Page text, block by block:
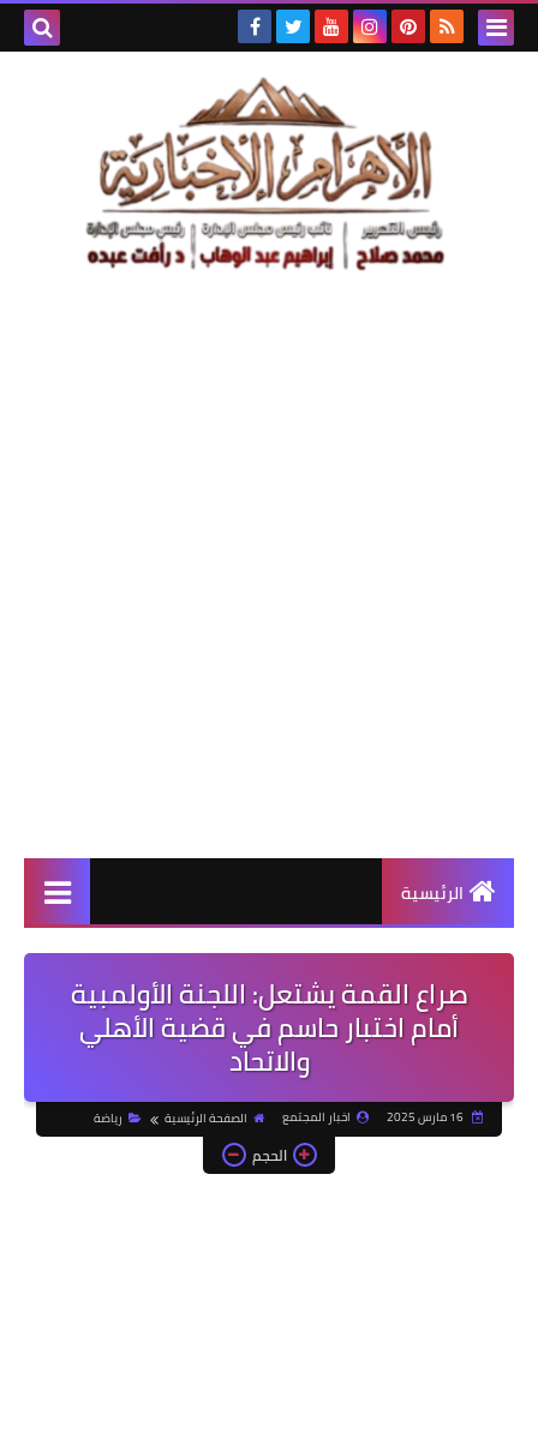
الرئيسية
صراع القمة يشتعل: اللجنة الأولمبية
أمام اختبار حاسم في قضية الأهلي
والاتحاد
اخبار المجتمع الصفحة الرئيسية رياضة
الحجم